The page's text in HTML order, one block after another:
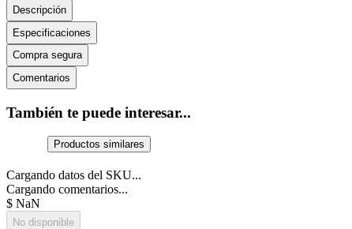
Descripción
Especificaciones
Compra segura
Comentarios
También te puede interesar...
Productos similares
Cargando datos del SKU...
Cargando comentarios...
$ NaN
No disponible